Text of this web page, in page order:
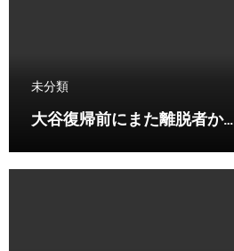
未分類
大谷復帰前にまた離脱者か…